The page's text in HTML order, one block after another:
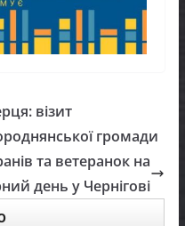
візит
громади
та ветеранок на
день у Чернігові